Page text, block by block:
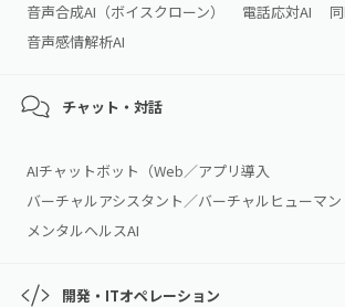
音声合成AI（ボイスクローン）
電話応対AI
音声感情解析AI
チャット・対話
AIチャットボット（Web／アプリ導入
バーチャルアシスタント／バーチャルヒューマン
メンタルヘルスAI
開発・ITオペレーション